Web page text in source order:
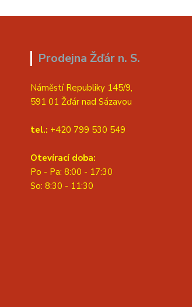
Prodejna Žďár n. S.
Náměstí Republiky 145/9,
591 01 Žďár nad Sázavou
tel.: +420 799 530 549
Otevírací doba:
Po - Pa: 8:00 - 17:30
So: 8:30 - 11:30